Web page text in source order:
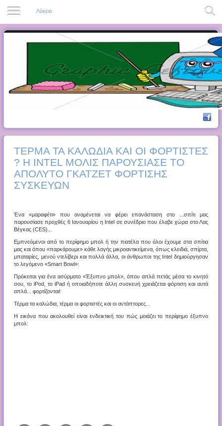
Λύκειο
ΤΈΡΜΑ ΤΑ ΚΑΛΏΔΙΑ ΚΑΙ ΟΙ ΦΟΡΤΙΣΤΈΣ
? Η INTEL ΜΌΛΙΣ ΠΑΡΟΥΣΊΑΣΕ ΤΟ
ΑΠΌΛΥΤΟ ΓΚΆΤΖΕΤ ΦΌΡΤΙΣΗΣ
ΣΥΣΚΕΥΏΝ
Ένα «μαραφέτι» που αναμένεται να φέρει επανάσταση στο ...σπίτι μας
παρουσίασε προχθές 6 Ιανουαρίου η Intel σε συνέδριο που έλαβε χώρα στο Λας
Βέγκας (CES)...
Εμπνεόμενοι από το περίφημο μπολ ή την πιατέλα που όλοι έχουμε στα σπίτια
μας και όπου «παρκάρουμε» κάθε λογής μικροαντικείμενα, όπως κλειδιά, σπίρτα,
μπαταρίες, μενού ντελίβερι και πολλά άλλα, οι άνθρωποι της Intel δημιούργησαν
το λεγόμενο «Smart Bowl»:
Πρόκειται για ένα ασύρματο «Έξυπνο μπολ», όπου απλά πετάς μέσα το κινητό
σου, το iPod, το iPad ή οποιαδήποτε άλλη συσκευή χρειάζεται φόρτιση και αυτά
απλά... φορτίζονται!
Τέρμα τα καλώδια, τέρμα οι φορτιστές και οι αντάπτορες...
Η εικόνα που ακολουθεί είναι ενδεικτική του πώς μοιάζει το περίφημο έξυπνο
μπολ: